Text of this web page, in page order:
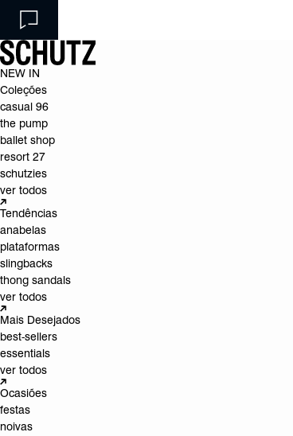
NEW IN
Coleções
casual 96
the pump
ballet shop
resort 27
schutzies
ver todos
Tendências
anabelas
plataformas
slingbacks
thong sandals
ver todos
Mais Desejados
best-sellers
essentials
ver todos
Ocasiões
festas
noivas